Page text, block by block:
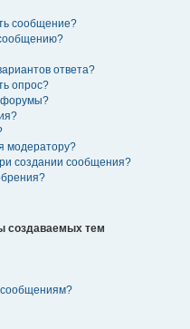
сообщение?
ответа?
опрос?
форумы?
модератору?
создании сообщения?
создаваемых тем
сообщениям?